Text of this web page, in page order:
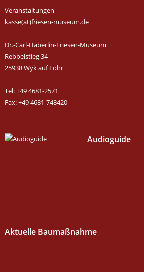
Veranstaltungen
kasse(at)friesen-museum.de
Dr.-Carl-Häberlin-Friesen-Museum
Rebbelstieg 34
25938 Wyk auf Föhr
Tel: +49 4681-2571
Fax: +49 4681-748420
Audioguide
Aktuelle Baumaßnahme